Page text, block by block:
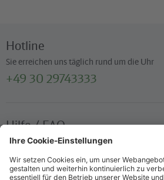
Hotline
Sie erreichen uns täglich rund um die Uhr
+49 30 29743333
Hilfe / FAQ
Die wichtigsten Antworten und